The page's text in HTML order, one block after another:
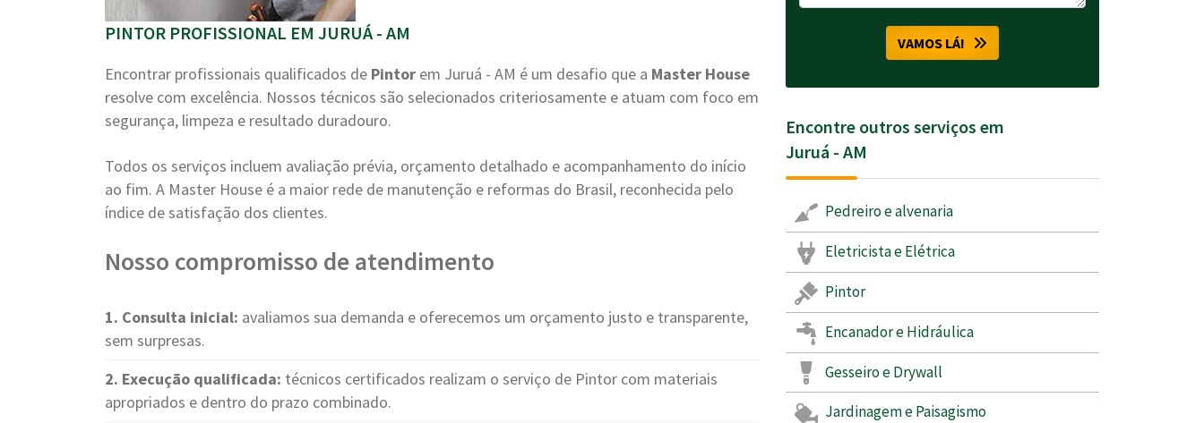
PINTOR PROFISSIONAL EM JURUÁ - AM
Encontrar profissionais qualificados de Pintor em Juruá - AM é um desafio que a Master House
resolve com excelência. Nossos técnicos são selecionados criteriosamente e atuam com foco em
segurança, limpeza e resultado duradouro.
Todos os serviços incluem avaliação prévia, orçamento detalhado e acompanhamento do início
ao fim. A Master House é a maior rede de manutenção e reformas do Brasil, reconhecida pelo
índice de satisfação dos clientes.
Nosso compromisso de atendimento
1. Consulta inicial: avaliamos sua demanda e oferecemos um orçamento justo e transparente,
sem surpresas.
2. Execução qualificada: técnicos certificados realizam o serviço de Pintor com materiais
apropriados e dentro do prazo combinado.
VAMOS LÁ!
Encontre outros serviços em
Juruá - AM
Pedreiro e alvenaria
Eletricista e Elétrica
Pintor
Encanador e Hidráulica
Gesseiro e Drywall
Jardinagem e Paisagismo